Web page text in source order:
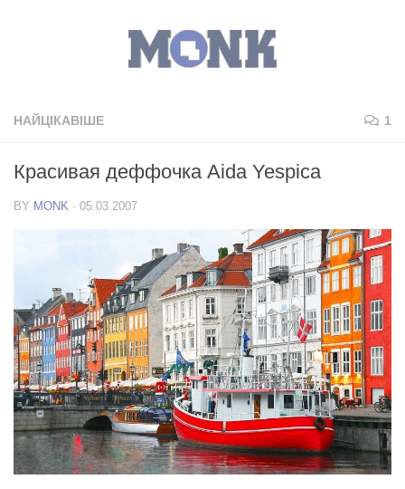
НАЙЦІКАВІШЕ 1
Красивая деффочка Aida Yespica
BY MONK · 05.03.2007